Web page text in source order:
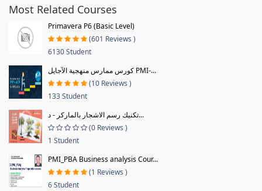
Most Related Courses
Primavera P6 (Basic Level)
(601 Reviews )
6130 Student
كورس ممارس منهجية الآجايل PMI-...
(10 Reviews )
133 Student
تكنيك رسم الاشجار بالماركر - د...
(0 Reviews )
1 Student
PMI_PBA Business analysis Cour...
(1 Reviews )
6 Student